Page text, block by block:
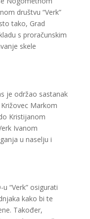
društvu “Verk”
tako, Grad
s proračunskim
skele
je održao sastanak
Markom
Kristijanom
Ivanom
u naselju i
“Verk” osigurati
kako bi te
Također,